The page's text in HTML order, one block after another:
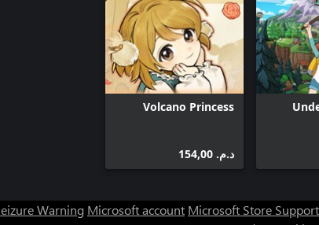
Volcano Princess
د.م.‏ 154,00
Warning Microsoft account Microsoft Store Support